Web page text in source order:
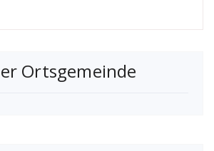
Ortsgemeinde